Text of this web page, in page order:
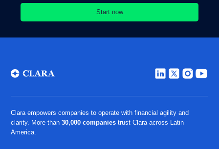
Clara empowers companies to operate with financial agility and
clarity. More than30,000 companiestrust Clara across Latin
America.